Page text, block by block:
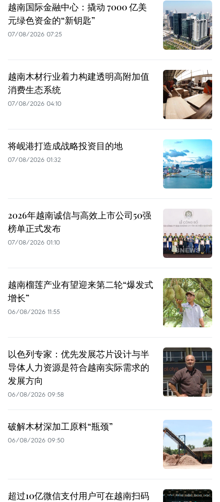
越南国际金融中心：撬动 7000 亿美
元绿色资金的“新钥匙”
07/08/2026 07:25
越南木材行业着力构建透明高附加值
消费生态系统
07/08/2026 04:10
将岘港打造成战略投资目的地
07/08/2026 01:32
2026年越南诚信与高效上市公司50强
榜单正式发布
07/08/2026 01:10
越南榴莲产业有望迎来第二轮“爆发式
增长”
06/08/2026 11:55
以色列专家：优先发展芯片设计与半
导体人力资源是符合越南实际需求的
发展方向
06/08/2026 09:58
破解木材深加工原料“瓶颈”
06/08/2026 09:50
超过10亿微信支付用户可在越南扫码